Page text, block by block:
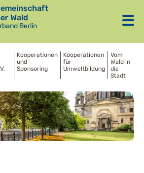
Wald
Berlin
Kooperationen
und
Sponsoring
Kooperationen
für
Umweltbildung
Vom
Wald in
die
Stadt